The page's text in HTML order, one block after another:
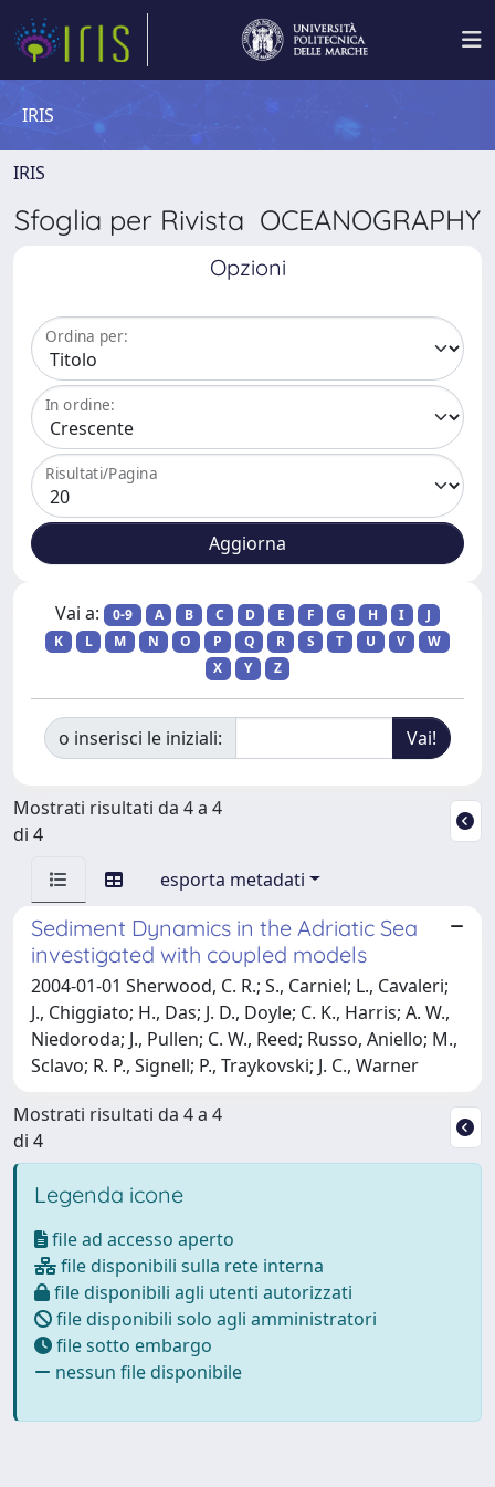
IRIS
IRIS
Sfoglia per Rivista OCEANOGRAPHY
Opzioni
Ordina per:
In ordine:
Risultati/Pagina
Vai a: 0-9 A B C D E F G H I
J
K
L M N O P Q R S T U V
W
X
Y Z
o inserisci le iniziali:
Mostrati risultati da 4 a 4
di 4
esporta metadati
Sediment Dynamics in the Adriatic Sea
investigated with coupled models
2004-01-01 Sherwood, C. R.; S., Carniel; L., Cavaleri;
J., Chiggiato; H., Das; J. D., Doyle; C. K., Harris; A. W.,
Niedoroda; J., Pullen; C. W., Reed; Russo, Aniello; M.,
Sclavo; R. P., Signell; P., Traykovski; J. C., Warner
Mostrati risultati da 4 a 4
di 4
Legenda icone
file ad accesso aperto
file disponibili sulla rete interna
file disponibili agli utenti autorizzati
file disponibili solo agli amministratori
file sotto embargo
nessun file disponibile